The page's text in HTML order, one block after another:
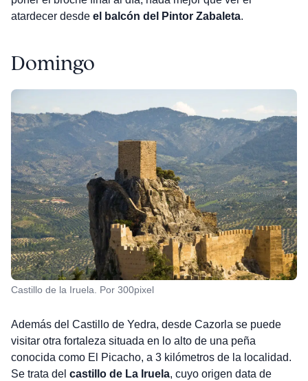
atardecer desde el balcón del Pintor Zabaleta.
Domingo
Castillo de la Iruela. Por 300pixel
Además del Castillo de Yedra, desde Cazorla se puede
visitar otra fortaleza situada en lo alto de una peña
conocida como El Picacho, a 3 kilómetros de la localidad.
Se trata del castillo de La Iruela, cuyo origen data de